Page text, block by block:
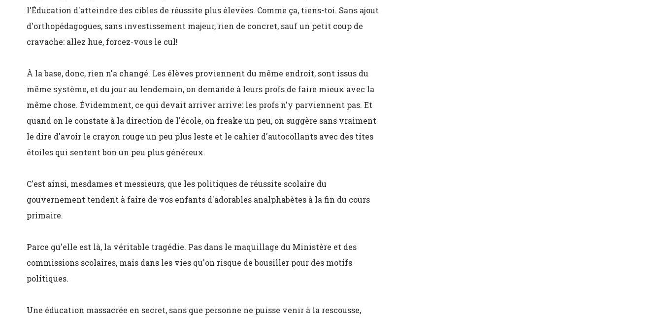
l'Éducation d'atteindre des cibles de réussite plus élevées. Comme ça, tiens-toi. Sans ajout
d'orthopédagogues, sans investissement majeur, rien de concret, sauf un petit coup de
cravache: allez hue, forcez-vous le cul!
À la base, donc, rien n'a changé. Les élèves proviennent du même endroit, sont issus du
même système, et du jour au lendemain, on demande à leurs profs de faire mieux avec la
même chose. Évidemment, ce qui devait arriver arrive: les profs n'y parviennent pas. Et
quand on le constate à la direction de l'école, on freake un peu, on suggère sans vraiment
le dire d'avoir le crayon rouge un peu plus leste et le cahier d'autocollants avec des tites
étoiles qui sentent bon un peu plus généreux.
C'est ainsi, mesdames et messieurs, que les politiques de réussite scolaire du
gouvernement tendent à faire de vos enfants d'adorables analphabètes à la fin du cours
primaire.
Parce qu'elle est là, la véritable tragédie. Pas dans le maquillage du Ministère et des
commissions scolaires, mais dans les vies qu'on risque de bousiller pour des motifs
politiques.
Une éducation massacrée en secret, sans que personne ne puisse venir à la rescousse,